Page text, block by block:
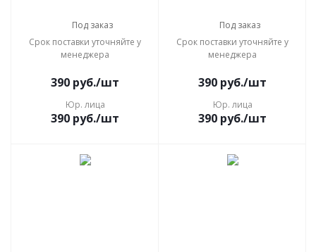
Под заказ
Срок поставки уточняйте у
менеджера
390 руб./шт
Юр. лица
390 руб./шт
Под заказ
Срок поставки уточняйте у
менеджера
390 руб./шт
Юр. лица
390 руб./шт